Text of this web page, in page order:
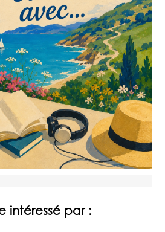
intéressé par :